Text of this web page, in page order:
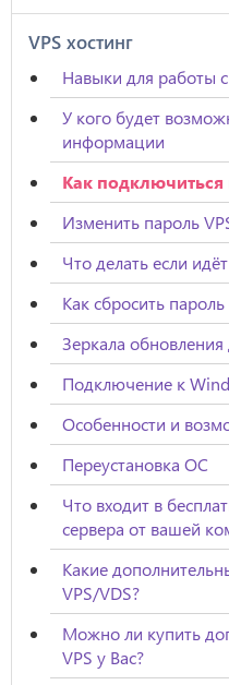
VPS хостинг
Навыки для работы с
У кого будет
информации
Как подключиться
Изменить пароль
Что делать если
Как сбросить
Зеркала
Подключение к
Особенности и
Переустановка ОС
Что входит в
сервера от вашей
Какие
VPS/VDS?
Можно ли купить
VPS у Вас?